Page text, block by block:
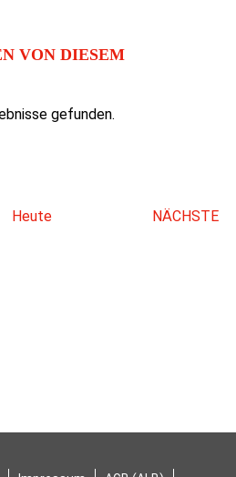
VON DIESEM
gefunden.
Heute
NÄCHSTE